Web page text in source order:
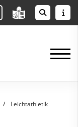
Leichtathletik